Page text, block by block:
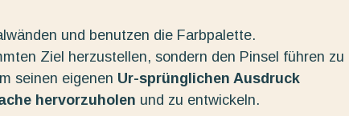
und benutzen die Farbpalette.
Ziel herzustellen, sondern den Pinsel führen zu
seinen eigenen Ur-sprünglichen Ausdruck
hervorzuholen und zu entwickeln.